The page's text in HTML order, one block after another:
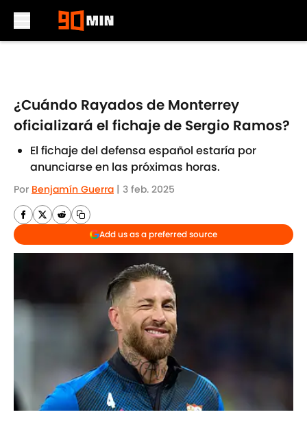
¿Cuándo Rayados de Monterrey
oficializará el fichaje de Sergio Ramos?
El fichaje del defensa español estaría por
anunciarse en las próximas horas.
Por Benjamín Guerra | 3 feb. 2025
Add us as a preferred source